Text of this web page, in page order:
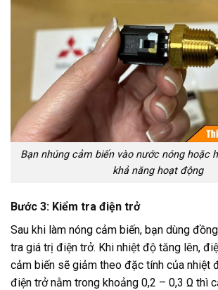
Bạn nhúng cảm biến vào nước nóng hoặc
khả năng hoạt động
Bước 3: Kiểm tra điện trở
Sau khi làm nóng cảm biến, bạn dùng
tra giá trị điện trở. Khi nhiệt độ tăng lên,
cảm biến sẽ giảm theo đặc tính của nhiệt
điện trở nằm trong khoảng 0,2 – 0,3 Ω thì